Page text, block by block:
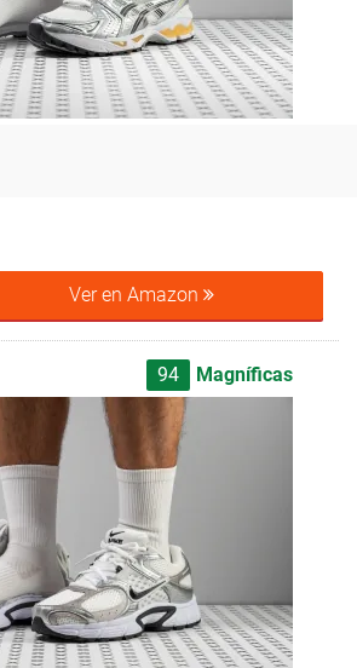
Ver en Amazon
94 Magníficas